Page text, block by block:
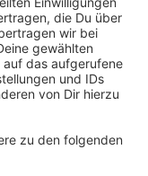
Das soll
konnten
pro 100